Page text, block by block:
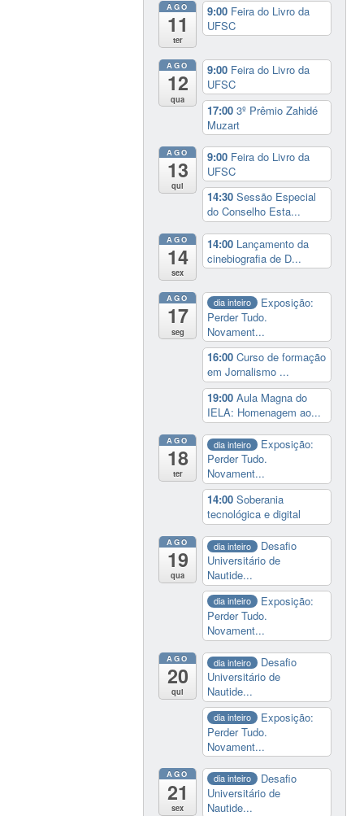
AGO
11
ter
9:00 Feira do Livro da
UFSC
AGO
12
qua
9:00 Feira do Livro da
UFSC
17:003º Prêmio Zahidé
Muzart
AGO
13
qui
9:00 Feira do Livro da
UFSC
14:30Sessão Especial
do Conselho Esta...
AGO
14
sex
14:00 Lançamento da
cinebiografia de D...
AGO
17
seg
dia inteiro
Exposição:
Perder Tudo.
Novament...
16:00Curso de formação
em Jornalismo ...
19:00Aula Magna do
IELA: Homenagem ao...
AGO
18
ter
dia inteiro
Exposição:
Perder Tudo.
Novament...
14:00Soberania
tecnológica e digital
AGO
19
qua
dia inteiro
Desafio
Universitário de
Nautide...
dia inteiro
Exposição:
Perder Tudo.
Novament...
AGO
20
qui
dia inteiro
Desafio
Universitário de
Nautide...
dia inteiro
Exposição:
Perder Tudo.
Novament...
AGO
21
sex
dia inteiro
Desafio
Universitário de
Nautide...